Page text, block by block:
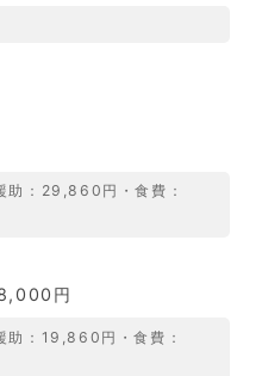
助：29,860円・食費：
円
助：19,860円・食費：